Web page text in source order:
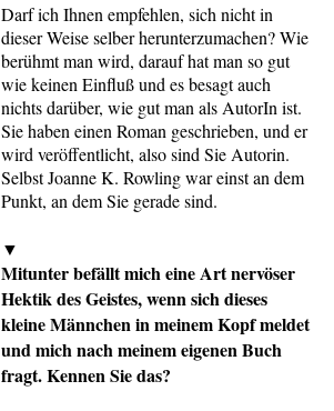
Darf ich Ihnen empfehlen, sich nicht in
dieser Weise selber herunterzumachen? Wie
berühmt man wird, darauf hat man so gut
wie keinen Einfluß und es besagt auch
nichts darüber, wie gut man als AutorIn ist.
Sie haben einen Roman geschrieben, und er
wird veröffentlicht, also sind Sie Autorin.
Selbst Joanne K. Rowling war einst an dem
Punkt, an dem Sie gerade sind.
▼
Mitunter befällt mich eine Art nervöser
Hektik des Geistes, wenn sich dieses
kleine Männchen in meinem Kopf meldet
und mich nach meinem eigenen Buch
fragt. Kennen Sie das?